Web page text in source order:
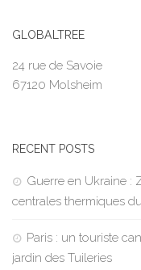
GLOBALTREE
24 rue de Savoie
67120 Molsheim
RECENT POSTS
Guerre en Ukraine :
centrales thermiques
Paris : un touriste
jardin des Tuileries